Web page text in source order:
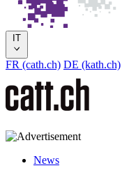
IT
FR (cath.ch) DE (kath.ch)
News